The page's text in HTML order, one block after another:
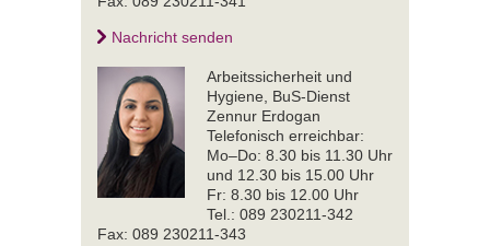
Nachricht senden
Arbeitssicherheit und
Hygiene, BuS-Dienst
Zennur Erdogan
Telefonisch erreichbar:
Mo–Do: 8.30 bis 11.30 Uhr
und 12.30 bis 15.00 Uhr
Fr: 8.30 bis 12.00 Uhr
Tel.: 089 230211-342
Fax: 089 230211-343